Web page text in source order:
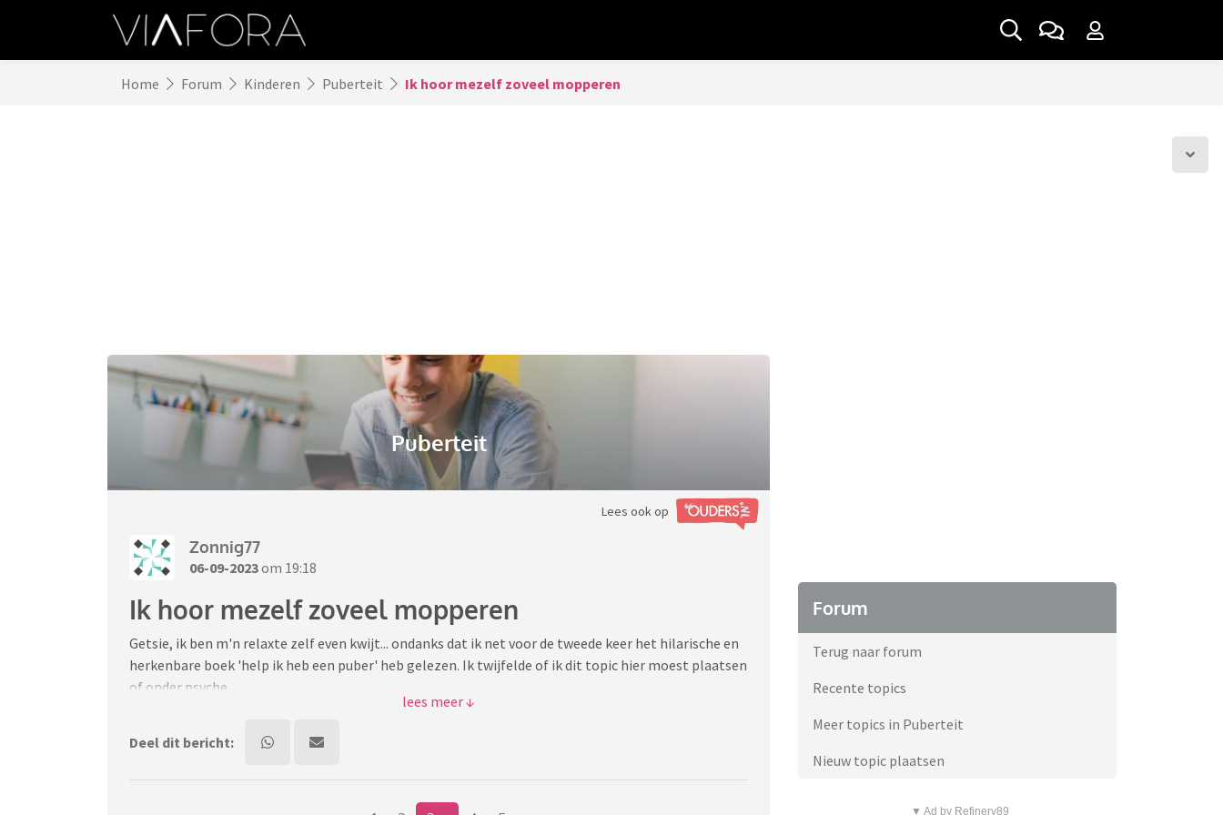
Home Forum Kinderen Puberteit Ik hoor mezelf zoveel mopperen
Puberteit
Lees ook op
Zonnig77
06-09-2023om 19:18
Ik hoor mezelf zoveel mopperen
Getsie, ik ben m'n relaxte zelf even kwijt... ondanks dat ik net voor de tweede keer het hilarische en
herkenbare boek 'help ik heb een puber' heb gelezen. Ik twijfelde of ik dit topic hier moest plaatsen
of onder psyche.
zeggen maar ik erger me aan van alles, ook al heb ik mijn verwachtingen echt al flink bijgesteld (1
Deel dit bericht:
Forum
Terug naar forum
Recente topics
Meer topics in Puberteit
Nieuw topic plaatsen
▼ Ad by Refinery89